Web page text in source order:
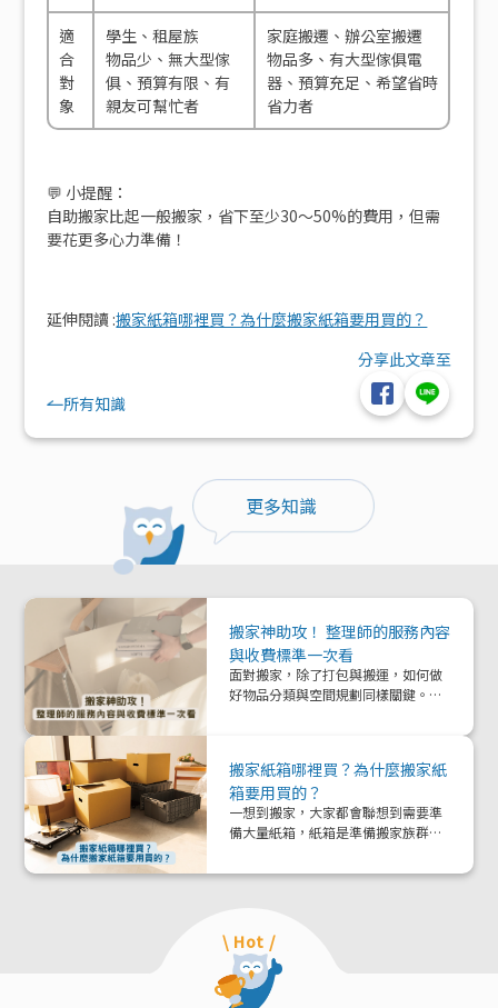
適
合
對
象
學生、租屋族
物品少、無大型傢
俱、預算有限、有
親友可幫忙者
家庭搬遷、辦公室搬遷
物品多、有大型傢俱電
器、預算充足、希望省時
省力者
💬 小提醒：
自助搬家比起一般搬家， 省下至少30～50%的費用 ，但需
要花更多心力準備！
延伸閱讀 :搬家紙箱哪裡買？為什麼搬家紙箱要用買的？
所有知識
分享此文章至
更多知識
搬家神助攻！ 整理師的服務內容
與收費標準一次看
面對搬家，除了打包與搬運，如何做
好物品分類與空間規劃同樣關鍵。本
一次解析！
搬家紙箱哪裡買？為什麼搬家紙
箱要用買的？
一想到搬家，大家都會聯想到需要準
備大量紙箱，紙箱是準備搬家族群的
\ Hot /